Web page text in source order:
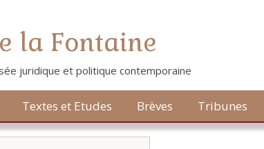
la Fontaine
juridique et politique contemporaine
Textes et Etudes Brèves Tribunes